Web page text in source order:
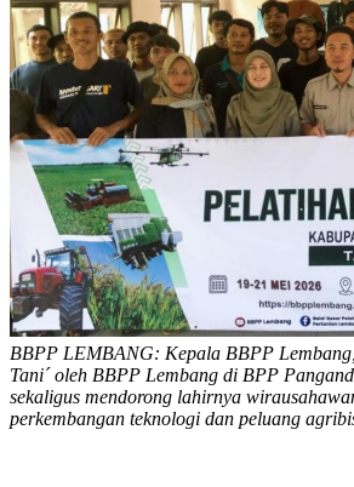
BBPP LEMBANG: Kepala BBPP
Tani´ oleh BBPP Lembang di BPP
sekaligus mendorong lahirnya
perkembangan teknologi dan peluang